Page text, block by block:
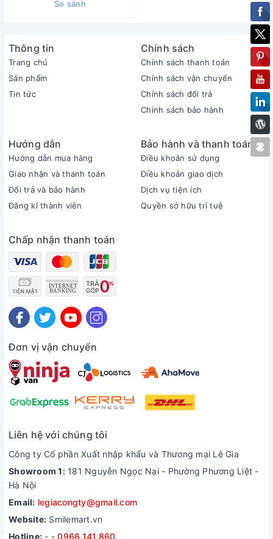
So sánh
Thông tin
Trang chủ
Sản phẩm
Tin tức
Chính sách
Chính sách thanh toán
Chính sách vận chuyển
Chính sách đổi trả
Chính sách bảo hành
Hướng dẫn
Hướng dẫn mua hàng
Giao nhận và thanh toán
Đổi trả và bảo hành
Đăng kí thành viên
Bảo hành và thanh toán
Điều khoản sử dụng
Điều khoản giao dịch
Dịch vụ tiện ích
Quyền sở hữu trí tuệ
Chấp nhận thanh toán
Đơn vị vận chuyển
Liên hệ với chúng tôi
Công ty Cổ phần Xuất nhập khẩu và Thương mại Lê Gia
Showroom 1:181 Nguyễn Ngọc Nại - Phường Phương Liệt -
Hà Nội
Email: legiacongty@gmail.com
Website: Smilemart.vn
Hotline: - -0966.141.860